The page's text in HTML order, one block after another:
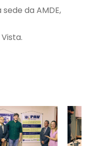
da AMDE,